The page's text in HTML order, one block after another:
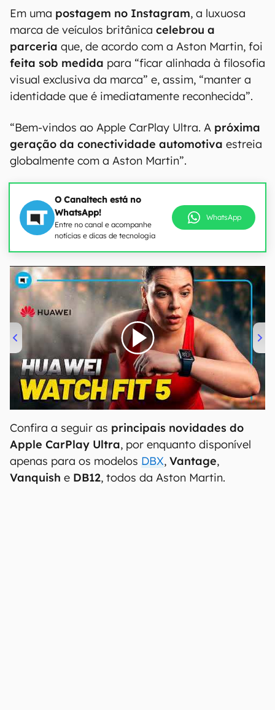
Em uma postagem no Instagram, a luxuosa
marca de veículos britânica celebrou a
parceria que, de acordo com a Aston Martin, foi
feita sob medida para “ficar alinhada à filosofia
visual exclusiva da marca” e, assim, “manter a
identidade que é imediatamente reconhecida”.
“Bem-vindos ao Apple CarPlay Ultra. A próxima
geração da conectividade automotiva estreia
globalmente com a Aston Martin”.
O Canaltech está no
WhatsApp!
Entre no canal e acompanhe
notícias e dicas de tecnologia
WhatsApp
00:00/04:51
Confira a seguir as principais novidades do
Apple CarPlay Ultra, por enquanto disponível
apenas para os modelos DBX, Vantage,
Vanquish e DB12, todos da Aston Martin.